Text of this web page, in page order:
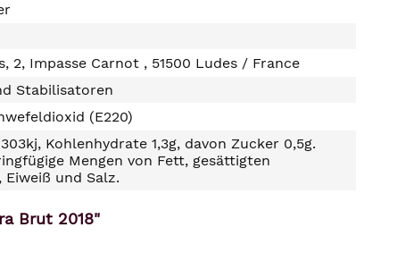
2, Impasse Carnot , 51500 Ludes / France
Stabilisatoren
(E220)
Kohlenhydrate 1,3g, davon Zucker 0,5g.
Mengen von Fett, gesättigten
Eiweiß und Salz.
Brut 2018"